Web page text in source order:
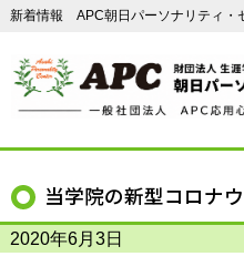
新着情報 APC朝日パーソナリティ・
当学院の新型コロナ
2020年6月3日